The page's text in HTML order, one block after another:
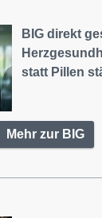
BIG direkt
statt Pillen
Mehr zur BIG